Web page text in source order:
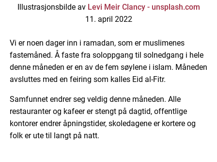
Illustrasjonsbilde av Levi Meir Clancy - unsplash.com
11. april 2022
Vi er noen dager inn i ramadan, som er muslimenes
fastemåned. Å faste fra soloppgang til solnedgang i hele
denne måneden er en av de fem søylene i islam. Måneden
avsluttes med en feiring som kalles Eid al-Fitr.
Samfunnet endrer seg veldig denne måneden. Alle
restauranter og kafeer er stengt på dagtid, offentlige
kontorer endrer åpningstider, skoledagene er kortere og
folk er ute til langt på natt.